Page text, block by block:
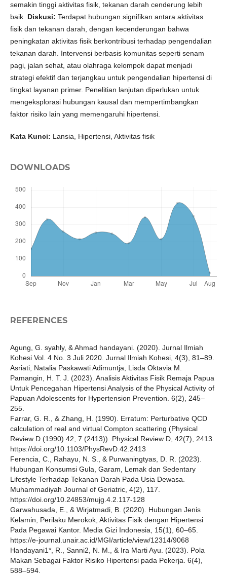
semakin tinggi aktivitas fisik, tekanan darah cenderung lebih
baik. Diskusi: Terdapat hubungan signifikan antara aktivitas
fisik dan tekanan darah, dengan kecenderungan bahwa
peningkatan aktivitas fisik berkontribusi terhadap pengendalian
tekanan darah. Intervensi berbasis komunitas seperti senam
pagi, jalan sehat, atau olahraga kelompok dapat menjadi
strategi efektif dan terjangkau untuk pengendalian hipertensi di
tingkat layanan primer. Penelitian lanjutan diperlukan untuk
mengeksplorasi hubungan kausal dan mempertimbangkan
faktor risiko lain yang memengaruhi hipertensi.
Kata Kunci: Lansia, Hipertensi, Aktivitas fisik
DOWNLOADS
REFERENCES
Agung, G. syahly, & Ahmad handayani. (2020). Jurnal Ilmiah
Kohesi Vol. 4 No. 3 Juli 2020. Jurnal Ilmiah Kohesi, 4(3), 81–89.
Asriati, Natalia Paskawati Adimuntja, Lisda Oktavia M.
Pamangin, H. T. J. (2023). Analisis Aktivitas Fisik Remaja Papua
Untuk Pencegahan Hipertensi Analysis of the Physical Activity of
Papuan Adolescents for Hypertension Prevention. 6(2), 245–
255.
Farrar, G. R., & Zhang, H. (1990). Erratum: Perturbative QCD
calculation of real and virtual Compton scattering (Physical
Review D (1990) 42, 7 (2413)). Physical Review D, 42(7), 2413.
https://doi.org/10.1103/PhysRevD.42.2413
Ferencia, C., Rahayu, N. S., & Purwaningtyas, D. R. (2023).
Hubungan Konsumsi Gula, Garam, Lemak dan Sedentary
Lifestyle Terhadap Tekanan Darah Pada Usia Dewasa.
Muhammadiyah Journal of Geriatric, 4(2), 117.
https://doi.org/10.24853/mujg.4.2.117-128
Garwahusada, E., & Wirjatmadi, B. (2020). Hubungan Jenis
Kelamin, Perilaku Merokok, Aktivitas Fisik dengan Hipertensi
Pada Pegawai Kantor. Media Gizi Indonesia, 15(1), 60–65.
https://e-journal.unair.ac.id/MGI/article/view/12314/9068
Handayani1*, R., Sanni2, N. M., & Ira Marti Ayu. (2023). Pola
Makan Sebagai Faktor Risiko Hipertensi pada Pekerja. 6(4),
588–594.